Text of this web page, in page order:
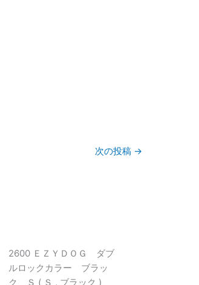
次の投稿 →
2600 ＥＺＹＤＯＧ ダブ
ルロックカラー ブラッ
ク Ｓ ( Ｓ , ブラック )